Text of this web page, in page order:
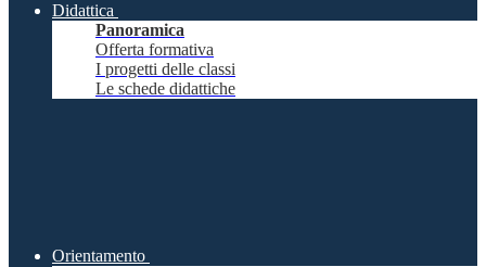
Didattica
Panoramica
Offerta formativa
I progetti delle classi
Le schede didattiche
Orientamento